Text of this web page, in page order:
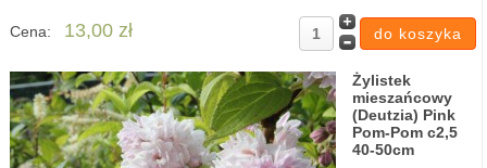
Cena: 13,00 zł
Żylistek
mieszańcowy
(Deutzia) Pink
Pom-Pom c2,5
40-50cm